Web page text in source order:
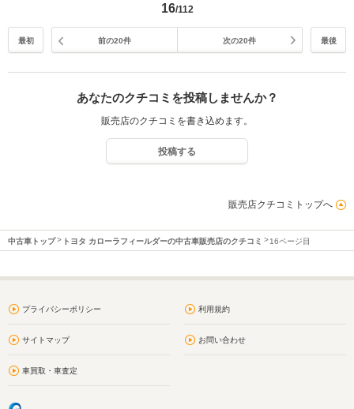
16/112
最初 前の20件 次の20件 最後
あなたのクチコミを投稿しませんか？
販売店のクチコミを書き込めます。
投稿する
販売店クチコミトップへ
中古車トップ トヨタ カローラフィールダーの中古車販売店のクチコミ 16ページ目
プライバシーポリシー 利用規約
サイトマップ お問い合わせ
車買取・車査定